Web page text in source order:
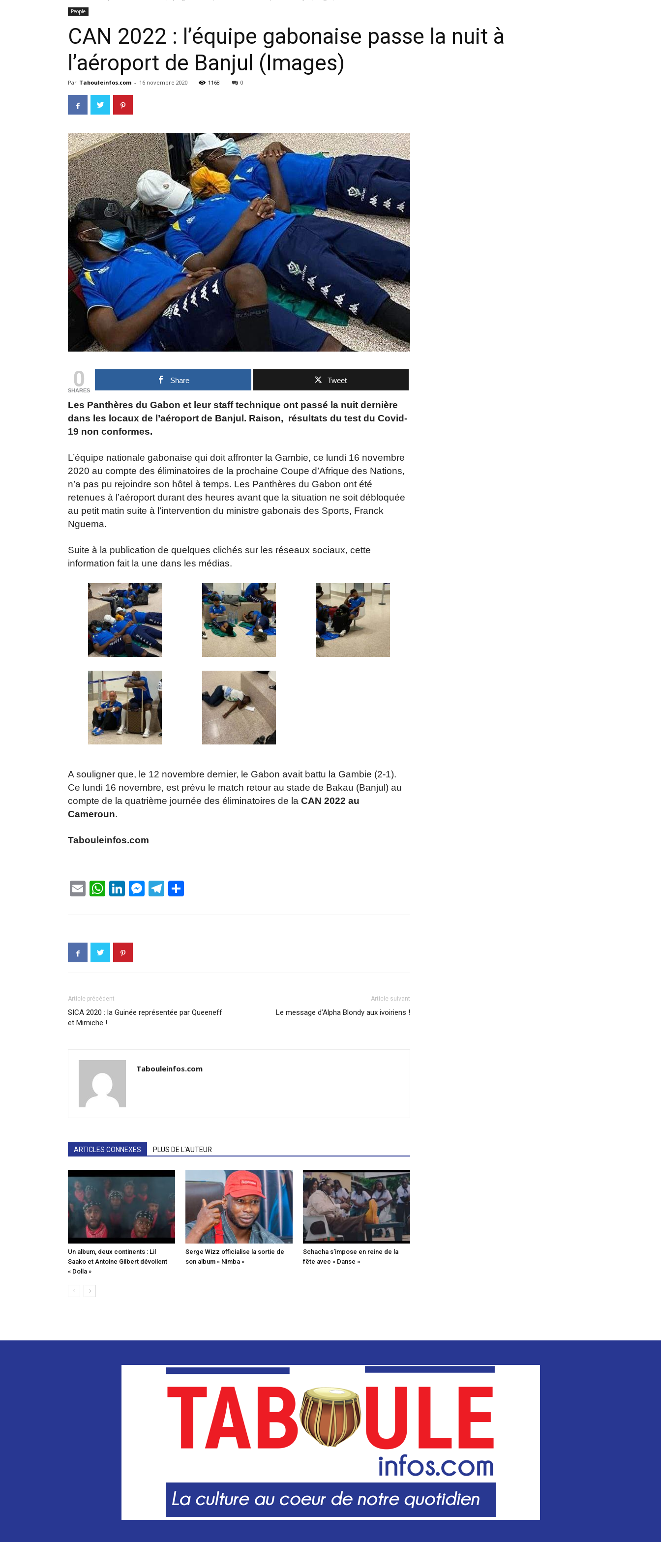
People
CAN 2022 : l’équipe gabonaise passe la nuit à
l’aéroport de Banjul (Images)
Par Tabouleinfos.com - 16 novembre 2020 1168 0
0
SHARES
Share Tweet
Les Panthères du Gabon et leur staff technique ont passé la nuit dernière
dans les locaux de l’aéroport de Banjul. Raison, résultats du test du Covid-
19 non conformes.
L’équipe nationale gabonaise qui doit affronter la Gambie, ce lundi 16 novembre
2020 au compte des éliminatoires de la prochaine Coupe d’Afrique des Nations,
n’a pas pu rejoindre son hôtel à temps. Les Panthères du Gabon ont été
retenues à l’aéroport durant des heures avant que la situation ne soit débloquée
au petit matin suite à l’intervention du ministre gabonais des Sports, Franck
Nguema.
Suite à la publication de quelques clichés sur les réseaux sociaux, cette
information fait la une dans les médias.
A souligner que, le 12 novembre dernier, le Gabon avait battu la Gambie (2-1).
Ce lundi 16 novembre, est prévu le match retour au stade de Bakau (Banjul) au
compte de la quatrième journée des éliminatoires de la CAN 2022 au
Cameroun.
Tabouleinfos.com
EmailWhatsApp
LinkedIn
Messenger
Telegram
Article précédent
SICA 2020 : la Guinée représentée par Queeneff
et Mimiche !
Article suivant
Le message d’Alpha Blondy aux ivoiriens !
Tabouleinfos.com
ARTICLES CONNEXES PLUS DE L'AUTEUR
Un album, deux continents : Lil
Saako et Antoine Gilbert dévoilent
« Dolla »
Serge Wizz officialise la sortie de
son album « Nimba »
Schacha s’impose en reine de la
fête avec « Danse »